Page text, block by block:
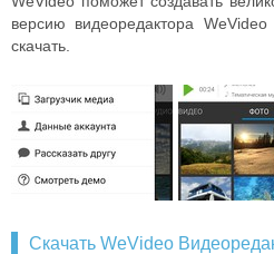
версию видеоредактора
скачать.
Скачать WeVideo